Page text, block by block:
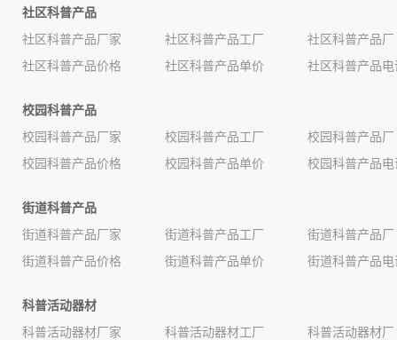
社区科普产品
社区科普产品厂家
社区科普产品工厂
社区科普产品厂
社区科普产品价格
社区科普产品单价 社区科普产品电
校园科普产品
校园科普产品厂家
校园科普产品工厂
校园科普产品厂
校园科普产品价格
校园科普产品单价 校园科普产品电
街道科普产品
街道科普产品厂家
街道科普产品工厂
街道科普产品厂
街道科普产品价格
街道科普产品单价 街道科普产品电
科普活动器材
科普活动器材厂家
科普活动器材工厂
科普活动器材厂